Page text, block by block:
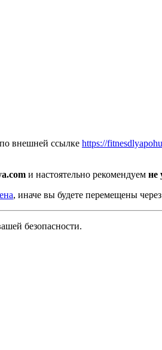
внешней ссылке https://
и настоятельно рекомендуем не
, иначе вы будете перемещены через
безопасности.